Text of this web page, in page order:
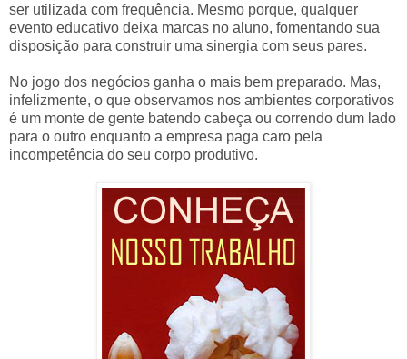
ser utilizada com frequência. Mesmo porque, qualquer
evento educativo deixa marcas no aluno, fomentando sua
disposição para construir uma sinergia com seus pares.
No jogo dos negócios ganha o mais bem preparado. Mas,
infelizmente, o que observamos nos ambientes corporativos
é um monte de gente batendo cabeça ou correndo dum lado
para o outro enquanto a empresa paga caro pela
incompetência do seu corpo produtivo.